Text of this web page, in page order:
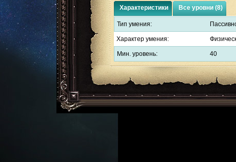
Характеристики Все уровни (8)
Тип умения:
Характер умения:
Мин. уровень: 40